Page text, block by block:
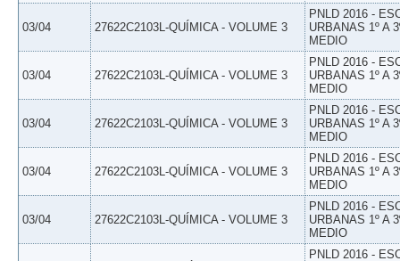
03/04 27622C2103L-QUÍMICA - VOLUME 3
PNLD 2016 -
URBANAS 1º A
MEDIO
03/04 27622C2103L-QUÍMICA - VOLUME 3
PNLD 2016 -
URBANAS 1º A
MEDIO
03/04 27622C2103L-QUÍMICA - VOLUME 3
PNLD 2016 -
URBANAS 1º A
MEDIO
03/04 27622C2103L-QUÍMICA - VOLUME 3
PNLD 2016 -
URBANAS 1º A
MEDIO
03/04 27622C2103L-QUÍMICA - VOLUME 3
PNLD 2016 -
URBANAS 1º A
MEDIO
PNLD 2016 -